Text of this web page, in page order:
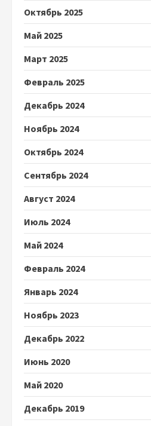
Октябрь 2025
Май 2025
Март 2025
Февраль 2025
Декабрь 2024
Ноябрь 2024
Октябрь 2024
Сентябрь 2024
Август 2024
Июль 2024
Май 2024
Февраль 2024
Январь 2024
Ноябрь 2023
Декабрь 2022
Июнь 2020
Май 2020
Декабрь 2019